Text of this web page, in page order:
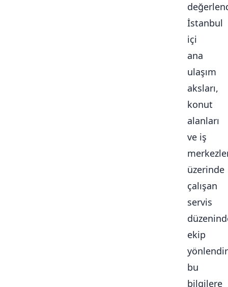
İstanbul
içi
ana
ulaşım
aksları,
konut
alanları
ve iş
üzerinde
çalışan
servis
ekip
bu
bilgilere